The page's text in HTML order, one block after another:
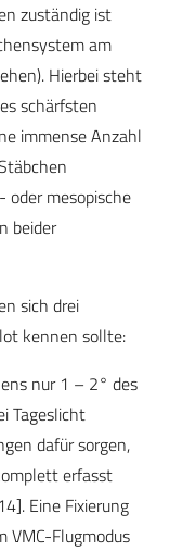
zuständig ist
am
Hierbei steht
schärfsten
immense Anzahl
oder mesopische
beider
sich drei
kennen sollte:
nur 1 – 2° des
Tageslicht
dafür sorgen,
erfasst
Eine Fixierung
VMC-Flugmodus